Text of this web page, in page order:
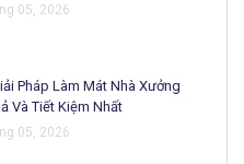
05, 2026
Pháp Làm Mát Nhà Xưởng
Và Tiết Kiệm Nhất
05, 2026